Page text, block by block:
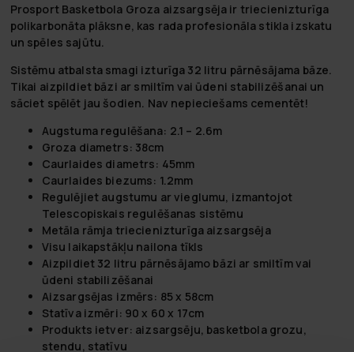
Prosport Basketbola Groza aizsargsēja ir triecienizturīga
polikarbonāta plāksne, kas rada profesionāla stikla izskatu
un spēles sajūtu.
Sistēmu atbalsta smagi izturīga 32 litru pārnēsājama bāze.
Tikai aizpildiet bāzi ar smiltīm vai ūdeni stabilizēšanai un
sāciet spēlēt jau šodien. Nav nepieciešams cementēt!
Augstuma regulēšana: 2.1 – 2.6m
Groza diametrs: 38cm
Caurlaides diametrs: 45mm
Caurlaides biezums: 1.2mm
Regulējiet augstumu ar vieglumu, izmantojot
Telescopiskais regulēšanas sistēmu
Metāla rāmja triecienizturīga aizsargsēja
Visu laikapstākļu nailona tīkls
Aizpildiet 32 litru pārnēsājamo bāzi ar smiltīm vai
ūdeni stabilizēšanai
Aizsargsējas izmērs: 85 x 58cm
Statīva izmēri: 90 x 60 x 17cm
Produkts ietver: aizsargsēju, basketbola grozu,
stendu, statīvu